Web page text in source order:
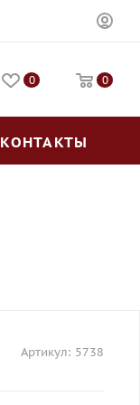
0 0
КОНТАКТЫ
Артикул: 5738